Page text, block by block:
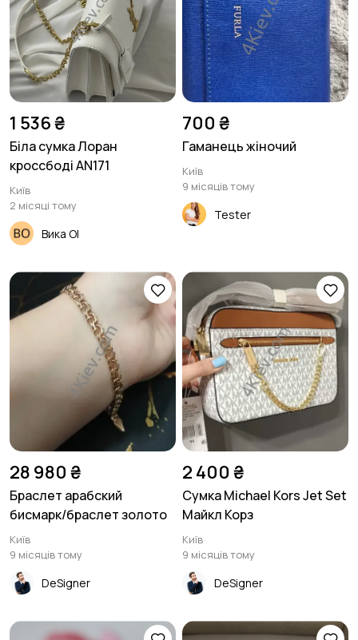
1 536 ₴
Біла сумка Лоран
кроссбоді AN171
Київ
2 місяці тому
Вика Ol
700 ₴
Гаманець жіночий
Київ
9 місяців тому
Tester
28 980 ₴
Браслет арабский
бисмарк/браслет золото
Київ
9 місяців тому
DeSigner
2 400 ₴
Сумка Michael Kors Jet Set
Майкл Корз
Київ
9 місяців тому
DeSigner